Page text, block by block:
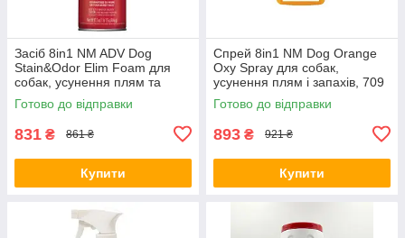
Засіб 8in1 NM ADV Dog
Stain&Odor Elim Foam для
собак, усунення плям та
запахів, з посиленою
формулою, 518 мл (*)
Готово до відправки
831 ₴ 861 ₴
Купити
Спрей 8in1 NM Dog Orange
Oxy Spray для собак,
усунення плям і запахів, 709
мл (*)
Готово до відправки
893 ₴ 921 ₴
Купити